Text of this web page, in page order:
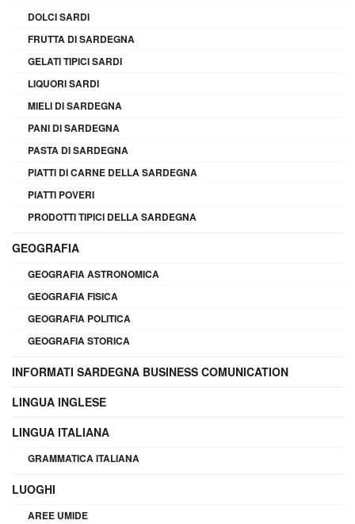
DOLCI SARDI
FRUTTA DI SARDEGNA
GELATI TIPICI SARDI
LIQUORI SARDI
MIELI DI SARDEGNA
PANI DI SARDEGNA
PASTA DI SARDEGNA
PIATTI DI CARNE DELLA SARDEGNA
PIATTI POVERI
PRODOTTI TIPICI DELLA SARDEGNA
GEOGRAFIA
GEOGRAFIA ASTRONOMICA
GEOGRAFIA FISICA
GEOGRAFIA POLITICA
GEOGRAFIA STORICA
INFORMATI SARDEGNA BUSINESS COMUNICATION
LINGUA INGLESE
LINGUA ITALIANA
GRAMMATICA ITALIANA
LUOGHI
AREE UMIDE